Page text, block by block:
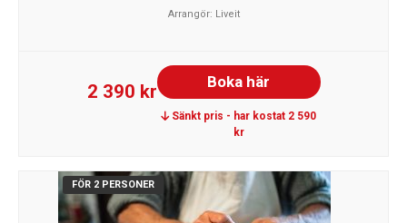
Arrangör: Liveit
2 390 kr Boka här
Sänkt pris - har kostat 2 590
kr
FÖR 2 PERSONER